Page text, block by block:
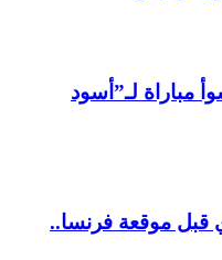
مباراة لـ”أسود
قبل موقعة فرنسا..